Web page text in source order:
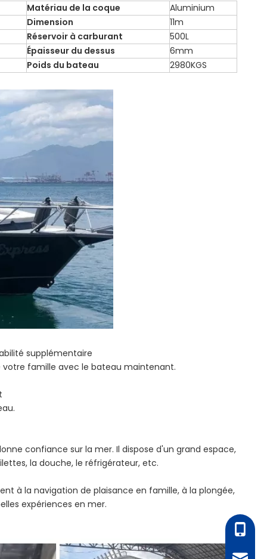
Matériau de la coque
Aluminium
Dimension
11m
Réservoir à carburant
500L
Épaisseur du dessus
6mm
Poids du bateau 2980KGS
supplémentaire
votre famille avec le bateau maintenant.
confiance sur la mer. Il dispose d'un grand espace,
la douche, le réfrigérateur, etc.
à la navigation de plaisance en famille, à la plongée,
expériences en mer.
+86 -